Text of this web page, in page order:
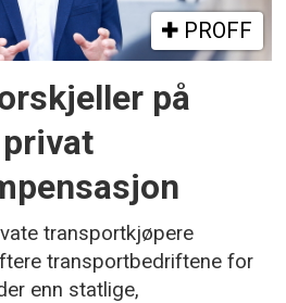
PROFF
på
transportkjøpere
transportbedriftene for
enn statlige,